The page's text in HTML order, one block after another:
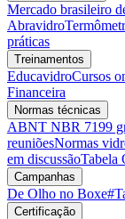
Mercado brasileiro
Abravidro
práticas
Treinamentos
EducavidroCursos
Financeira
Normas técnicas
ABNT NBR 7199
reuniõesNormas
em discussãoTabela
Campanhas
De Olho no Boxe
Certificação